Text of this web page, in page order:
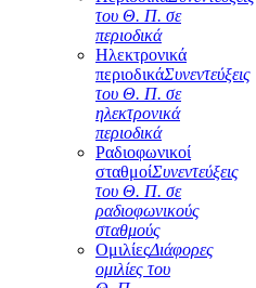
του Θ. Π. σε
περιοδικά
Ηλεκτρονικά
περιοδικάΣυνεντεύξεις
του Θ. Π. σε
ηλεκτρονικά
περιοδικά
Ραδιοφωνικοί
σταθμοίΣυνεντεύξεις
του Θ. Π. σε
ραδιοφωνικούς
σταθμούς
ΟμιλίεςΔιάφορες
ομιλίες του